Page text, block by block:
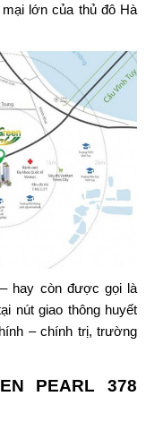
lớn của thủ đô Hà
– hay còn được gọi là
nút giao thông huyết
– chính trị, trường
PEARL 378